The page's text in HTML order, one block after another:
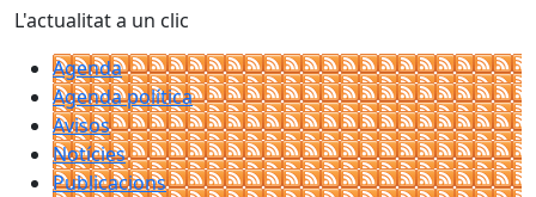
L'actualitat a un clic
Agenda
Agenda política
Avisos
Notícies
Publicacions